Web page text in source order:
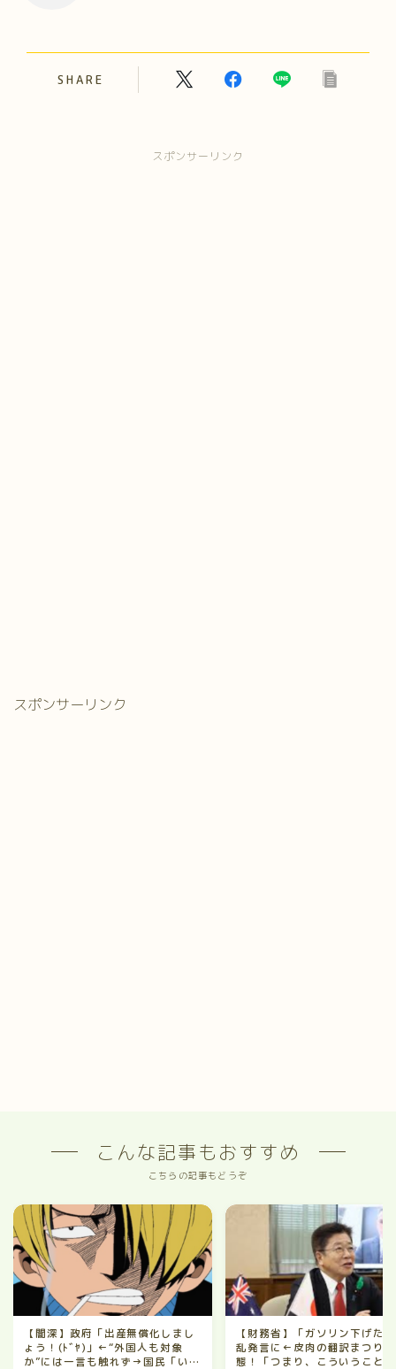
SHARE
スポンサーリンク
スポンサーリンク
こんな記事もおすすめ
こちらの記事もどうぞ
【闇深】政府「出産無償化しまし
ょう！(ﾄﾞﾔ)」←“外国人も対象
か”には一言も触れず→国民「い
【財務省】「ガソリン下げた
乱発言に←皮肉の翻訳まつり状
態！「つまり、こういうこと